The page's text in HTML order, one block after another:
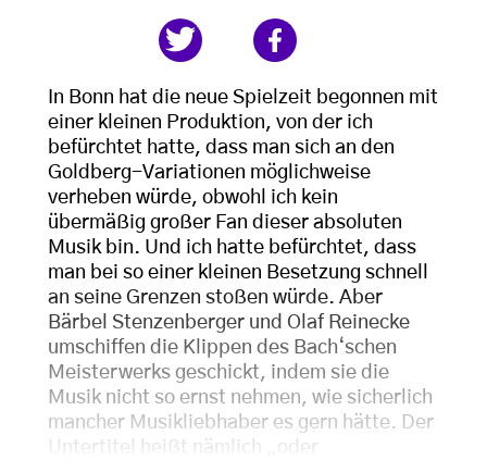
In Bonn hat die neue Spielzeit begonnen mit
einer kleinen Produktion, von der ich
befürchtet hatte, dass man sich an den
Goldberg-Variationen möglichweise
verheben würde, obwohl ich kein
übermäßig großer Fan dieser absoluten
Musik bin. Und ich hatte befürchtet, dass
man bei so einer kleinen Besetzung schnell
an seine Grenzen stoßen würde. Aber
Bärbel Stenzenberger und Olaf Reinecke
umschiffen die Klippen des Bach‘schen
Meisterwerks geschickt, indem sie die
Musik nicht so ernst nehmen, wie sicherlich
mancher Musikliebhaber es gern hätte. Der
Untertitel heißt nämlich „oder